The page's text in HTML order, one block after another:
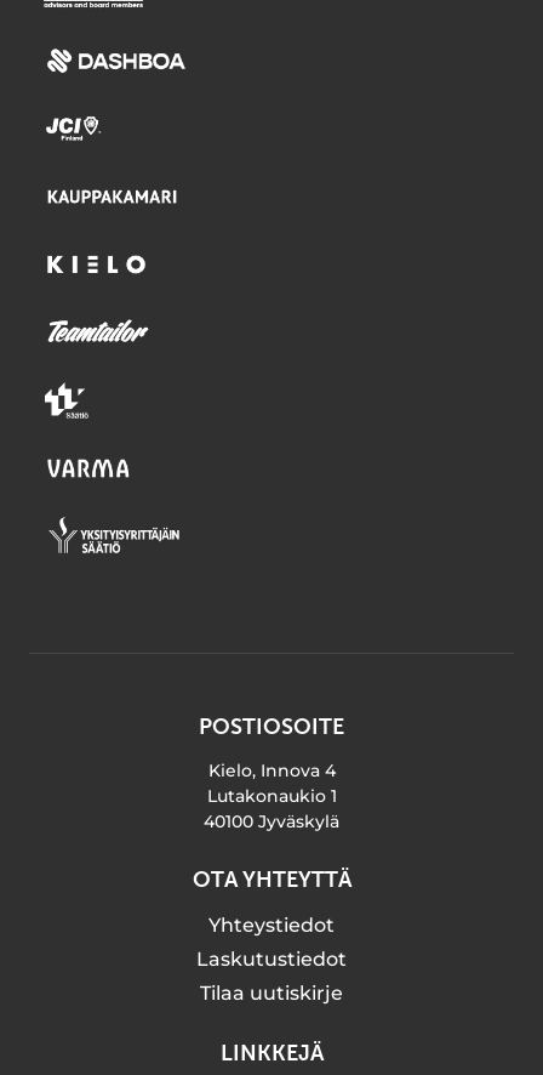
POSTIOSOITE
Kielo, Innova 4
Lutakonaukio 1
40100 Jyväskylä
OTA YHTEYTTÄ
Yhteystiedot
Laskutustiedot
Tilaa uutiskirje
LINKKEJÄ